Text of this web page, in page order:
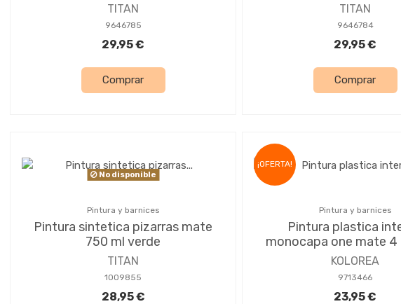
TITAN
9646785
29,95 €
Comprar
TITAN
9646784
29,95 €
Comprar
No disponible
Pintura y barnices
Pintura sintetica pizarras mate
750 ml verde
TITAN
1009855
28,95 €
¡OFERTA!
Pintura y barnices
Pintura plastica
monocapa one mate 4
KOLOREA
9713466
23,95 €